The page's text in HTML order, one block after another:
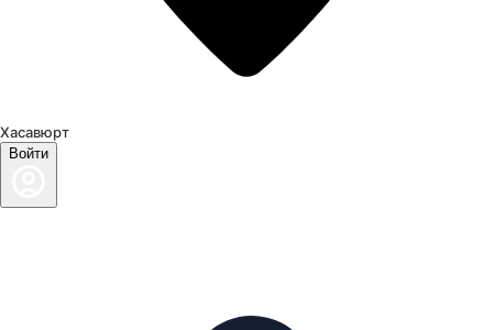
Хасавюрт
Войти